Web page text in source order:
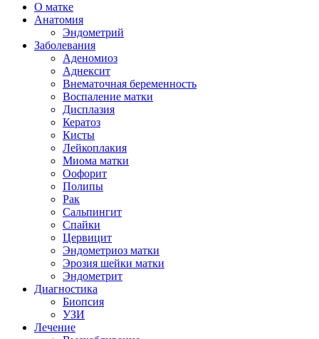
О матке
Анатомия
Эндометрий
Заболевания
Аденомиоз
Аднексит
Внематочная беременность
Воспаление матки
Дисплазия
Кератоз
Кисты
Лейкоплакия
Миома матки
Оофорит
Полипы
Рак
Сальпингит
Спайки
Цервицит
Эндометриоз матки
Эрозия шейки матки
Эндометрит
Диагностика
Биопсия
УЗИ
Лечение